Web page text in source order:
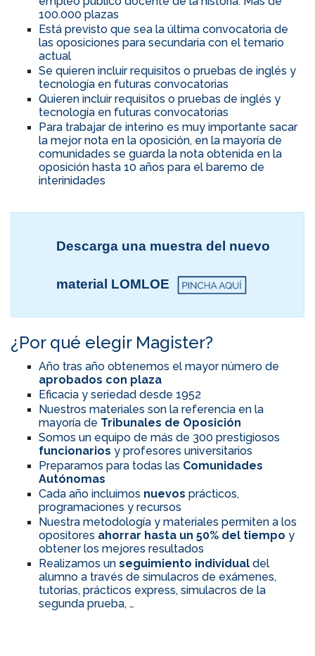
100.000 plazas
Está previsto que sea la última convocatoria de
las oposiciones para secundaria con el temario
actual
Se quieren incluir requisitos o pruebas de inglés y
tecnología en futuras convocatorias
Quieren incluir requisitos o pruebas de inglés y
tecnología en futuras convocatorias
Para trabajar de interino es muy importante sacar
la mejor nota en la oposición, en la mayoría de
comunidades se guarda la nota obtenida en la
oposición hasta 10 años para el baremo de
interinidades
Descarga una muestra del nuevo
material LOMLOE
¿Por qué elegir Magister?
Año tras año obtenemos el mayor número de
aprobados con plaza
Eficacia y seriedad desde 1952
Nuestros materiales son la referencia en la
mayoría de Tribunales de Oposición
Somos un equipo de más de 300 prestigiosos
funcionarios y profesores universitarios
Preparamos para todas las Comunidades
Autónomas
Cada año incluimos nuevos prácticos,
programaciones y recursos
Nuestra metodología y materiales permiten a los
opositores ahorrar hasta un 50% del tiempo y
obtener los mejores resultados
Realizamos un seguimiento individual del
alumno a través de simulacros de exámenes,
tutorías, prácticos express, simulacros de la
segunda prueba, …